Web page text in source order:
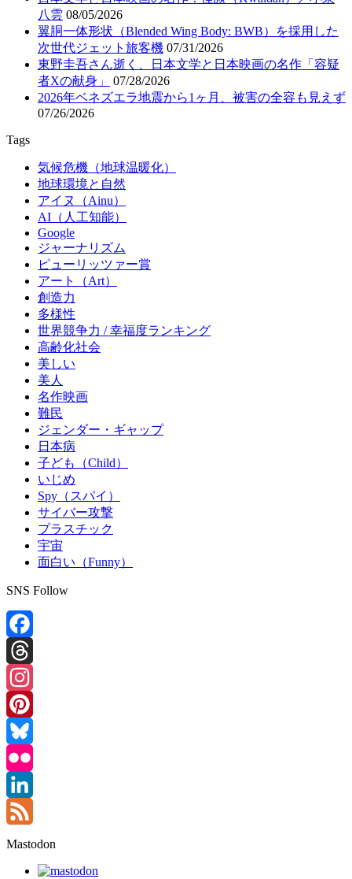
八雲 08/05/2026
翼胴一体形状（Blended Wing Body: BWB）を採用した
次世代ジェット旅客機 07/31/2026
東野圭吾さん逝く、日本文学と日本映画の名作「容疑
者Xの献身」
07/28/2026
2026年ベネズエラ地震から1ヶ月、被害の全容も見えず
07/26/2026
Tags
気候危機（地球温暖化）
地球環境と自然
アイヌ（Ainu）
AI（人工知能）
Google
ジャーナリズム
ピューリッツァー賞
アート（Art）
創造力
多様性
世界競争力 / 幸福度ランキング
高齢化社会
美しい
美人
名作映画
難民
ジェンダー・ギャップ
日本病
子ども（Child）
いじめ
Spy（スパイ）
サイバー攻撃
プラスチック
宇宙
面白い（Funny）
SNS Follow
Facebook
Threads
Instagram
Pinterest
Bluesky
Flickr
LinkedIn
Feed
Mastodon